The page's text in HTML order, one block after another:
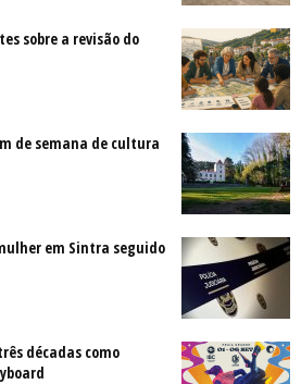
sobre a revisão do
de semana de cultura
em Sintra seguido
décadas como